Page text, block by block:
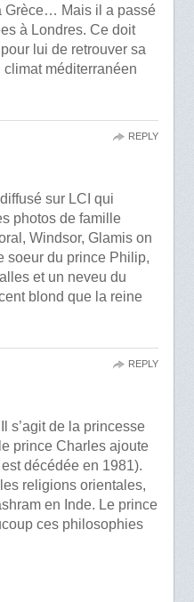
Grèce… Mais il a passé
à Londres. Ce doit
lui de retrouver sa
climat méditerranéen
sur LCI qui
photos de famille
Windsor, Glamis on
soeur du prince Philip,
et un neveu du
blond que la reine
REPLY
s’agit de la princesse
prince Charles ajoute
décédée en 1981).
religions orientales,
en Inde. Le prince
ces philosophies
REPLY